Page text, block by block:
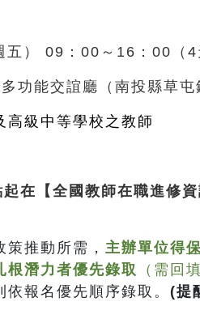
五 ） 09 ：00 ～ 16 ：00 （4
功能交誼廳（南投縣草屯
高級中等學校之教師
在 【全國教師在職進修資
推動所需， 主辦單位得
根潛力者優先錄取
（需回
依報名優先順序錄取。 (提